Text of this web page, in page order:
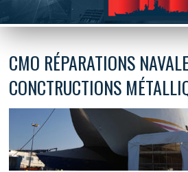
CMO RÉPARATIONS
CONCTRUCTIONS